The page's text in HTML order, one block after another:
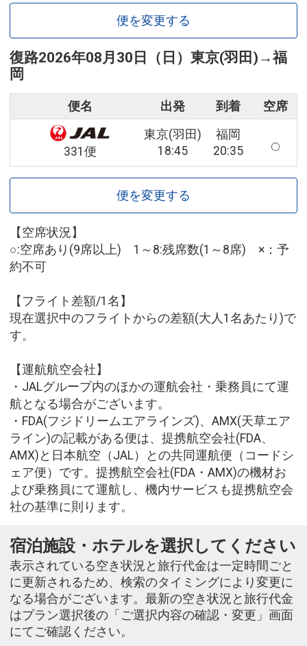
便を変更する
復路2026年08月30日（日） 東京(羽田) →福
岡
便名 出発 到着 空席
331便
東京(羽田)
18:45
福岡
20:35
便を変更する
【空席状況】
○:空席あり(9席以上) 1～8:残席数(1～8席) ×：予
約不可
【フライト差額/1名】
現在選択中のフライトからの差額(大人1名あたり)で
す。
【運航航空会社】
・JALグループ内のほかの運航会社・乗務員にて運
航となる場合がございます。
・FDA(フジドリームエアラインズ)、AMX(天草エア
ライン)の記載がある便は、提携航空会社(FDA、
AMX)と日本航空（JAL）との共同運航便（コードシ
ェア便）です。提携航空会社(FDA・AMX)の機材お
よび乗務員にて運航し、機内サービスも提携航空会
社の基準に則ります。
宿泊施設・ホテルを選択してください
表示されている空き状況と旅行代金は一定時間ごと
に更新されるため、検索のタイミングにより変更に
なる場合がございます。最新の空き状況と旅行代金
はプラン選択後の「ご選択内容の確認・変更」画面
にてご確認ください。